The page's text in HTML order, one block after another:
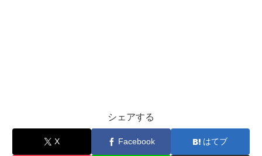
シェアする
X Facebook はてブ